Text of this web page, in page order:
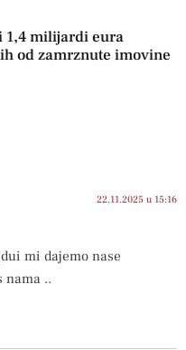
1,4 milijardi eura
od zamrznute imovine
22.11.2025 u 15:16
mi dajemo nase
nama ..